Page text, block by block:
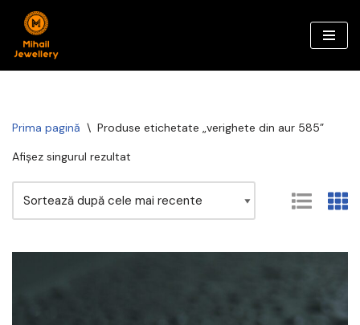
Sari
la
Prima pagină \ Produse etichetate „verighete din aur 585”
Afișez singurul rezultat